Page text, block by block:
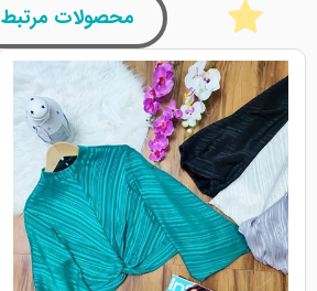
محصولات مرتبط